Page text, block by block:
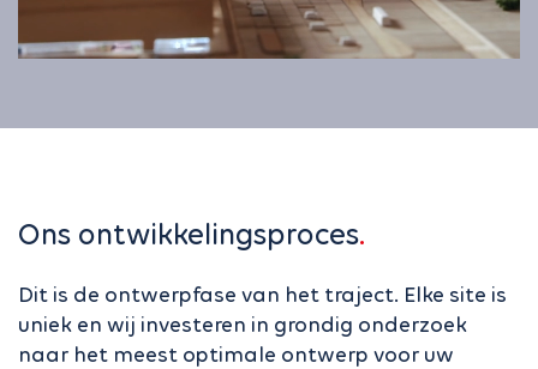
Ons ontwikkelingsproces
Dit is de ontwerpfase van het traject. Elke site is
uniek en wij investeren in grondig onderzoek
naar het meest optimale ontwerp voor uw